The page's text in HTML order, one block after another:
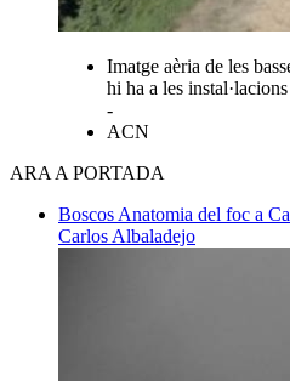
Imatge aèria de les
hi ha a les
-
ACN
ARA A PORTADA
Boscos Anatomia del foc a
Carlos Albaladejo